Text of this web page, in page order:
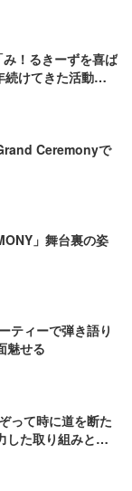
！るきーずを喜ば
けてきた活動回
Ceremonyで
」舞台裏の姿
ティーで弾き語り
魅せる
って時に道を断た
した取り組みとは